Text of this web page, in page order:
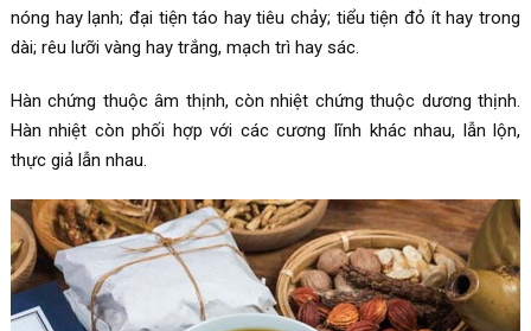
nóng hay lạnh; đại tiện táo hay tiêu chảy; tiểu tiện đỏ ít hay trong
dài; rêu lưỡi vàng hay trắng, mạch trì hay sác.
Hàn chứng thuộc âm thịnh, còn nhiệt chứng thuộc dương thịnh.
Hàn nhiệt còn phối hợp với các cương lĩnh khác nhau, lẫn lộn,
thực giả lẫn nhau.